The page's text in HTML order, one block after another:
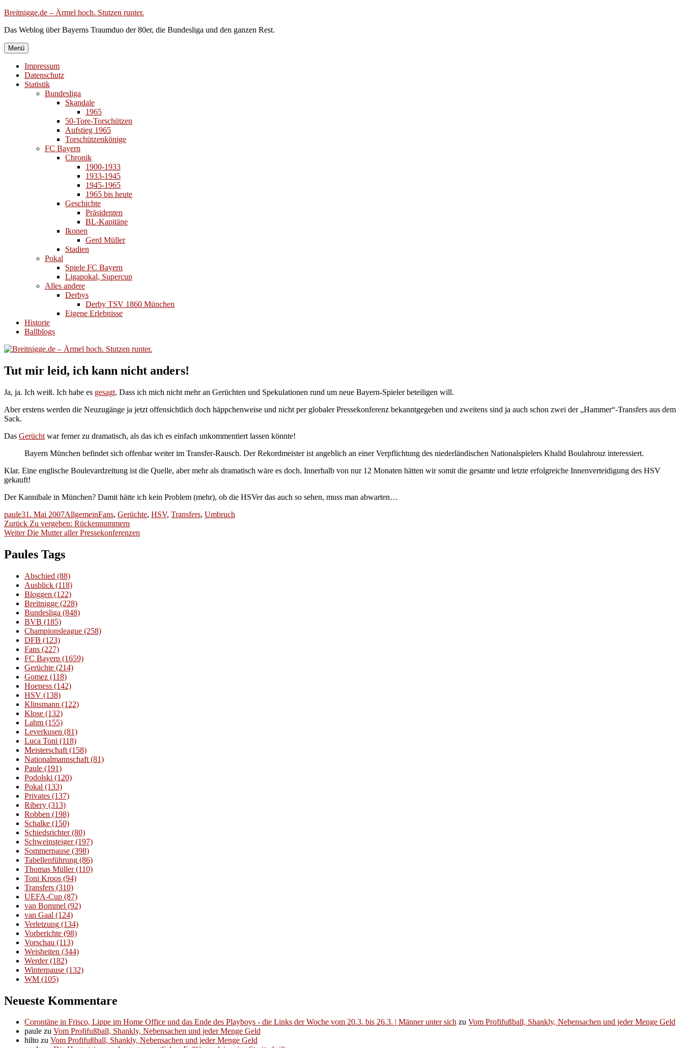
Zum
springen
Breitnigge.de – Ärmel hoch. Stutzen runter.
Das Weblog über Bayerns Traumduo der 80er, die Bundesliga und den ganzen Rest.
Menü
Impressum
Datenschutz
Statistik
Bundesliga
Skandale
1965
50-Tore-Torschützen
Aufstieg 1965
Torschützenkönige
FC Bayern
Chronik
1900-1933
1933-1945
1945-1965
1965 bis heute
Geschichte
Präsidenten
BL-Kapitäne
Ikonen
Gerd Müller
Stadien
Pokal
Spiele FC Bayern
Ligapokal, Supercup
Alles andere
Derbys
Derby TSV 1860 München
Eigene Erlebnisse
Historie
Ballblogs
Tut mir leid, ich kann nicht anders!
Ja, ja. Ich weiß. Ich habe es gesagt. Dass ich mich nicht mehr an Gerüchten und Spekulationen rund um neue Bayern-Spieler beteiligen will.
Aber erstens werden die Neuzugänge ja jetzt offensichtlich doch häppchenweise und nicht per globaler Pressekonferenz bekanntgegeben und zweitens sind ja auch schon zwei der „Hammer“-Transfers aus dem
Sack.
Das Gerücht war ferner zu dramatisch, als das ich es einfach unkommentiert lassen könnte!
Bayern München befindet sich offenbar weiter im Transfer-Rausch. Der Rekordmeister ist angeblich an einer Verpflichtung des niederländischen Nationalspielers Khalid Boulahrouz interessiert.
Klar. Eine englische Boulevardzeitung ist die Quelle, aber mehr als dramatisch wäre es doch. Innerhalb von nur 12 Monaten hätten wir somit die gesamte und letzte erfolgreiche Innenverteidigung des HSV
gekauft!
Der Kannibale in München? Damit hätte ich kein Problem (mehr), ob die HSVer das auch so sehen, muss man abwarten…
Autor
pauleVeröffentlicht
am
31. Mai 2007Kategorien
AllgemeinSchlagwörter
Fans, Gerüchte, HSV, Transfers, Umbruch
Beitragsnavigation
Zurück Vorheriger
Beitrag:
Zu vergeben: Rückennummern
Weiter Nächster
Die Mutter aller Pressekonferenzen
Paules Tags
Abschied (88)
Ausblick (118)
Bloggen (122)
Breitnigge (228)
Bundesliga (848)
BVB (185)
Championsleague (258)
DFB (123)
Fans (227)
FC Bayern (1659)
Gerüchte (214)
Gomez (118)
Hoeness (142)
HSV (138)
Klinsmann (122)
Klose (132)
Lahm (155)
Leverkusen (81)
Luca Toni (118)
Meisterschaft (158)
Nationalmannschaft (81)
Paule (191)
Podolski (120)
Pokal (133)
Privates (137)
Ribery (313)
Robben (198)
Schalke (150)
Schiedsrichter(80)
Schweinsteiger(197)
Sommerpause (398)
Tabellenführung (86)
Thomas Müller(110)
Toni Kroos (94)
Transfers (310)
UEFA-Cup (87)
van Bommel (92)
van Gaal (124)
Verletzung (134)
Vorberichte (98)
Vorschau (113)
Weisheiten (344)
Werder(182)
Winterpause (132)
WM (105)
Neueste Kommentare
Corontäne in Frisco, Lippe im Home Office und das Ende des Playboys - die Links der Woche vom 20.3. bis 26.3. | Männer unter sich zu Vom Profifußball, Shankly, Nebensachen und jeder Menge Geld
paule zu Vom Profifußball, Shankly, Nebensachen und jeder Menge Geld
hilto zu Vom Profifußball, Shankly, Nebensachen und jeder Menge Geld